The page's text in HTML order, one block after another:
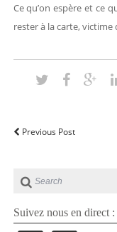
Ce qu’on espère et ce
rester à la carte, victime
Previous Post
Suivez nous en direct :